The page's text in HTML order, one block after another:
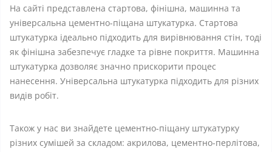
На сайті представлена стартова, фінішна, машинна та
універсальна цементно-піщана штукатурка. Стартова
штукатурка ідеально підходить для вирівнювання стін, тоді
як фінішна забезпечує гладке та рівне покриття. Машинна
штукатурка дозволяє значно прискорити процес
нанесення. Універсальна штукатурка підходить для різних
видів робіт.
Також у нас ви знайдете цементно-піщану штукатурку
різних сумішей за складом: акрилова, цементно-перлітова,